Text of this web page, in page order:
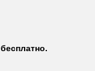
бесплатно.